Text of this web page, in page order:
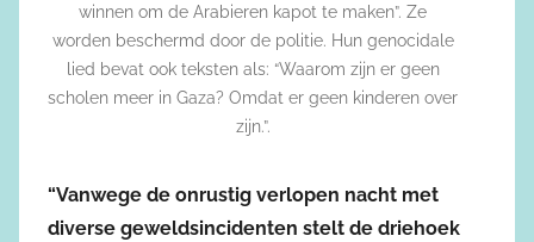
winnen om de Arabieren kapot te maken”. Ze
worden beschermd door de politie. Hun genocidale
lied bevat ook teksten als: “Waarom zijn er geen
scholen meer in Gaza? Omdat er geen kinderen over
zijn.”.
“Vanwege de onrustig verlopen nacht met
diverse geweldsincidenten stelt de driehoek